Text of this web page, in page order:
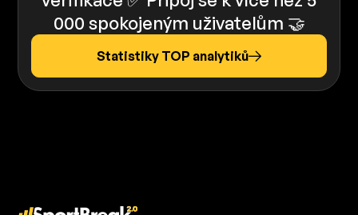
000 spokojeným uživatelům 🤝
Statistiky TOP analytiků